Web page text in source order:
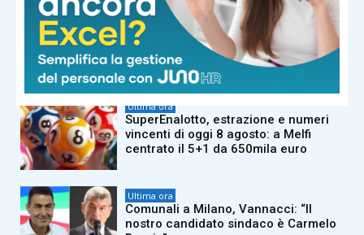
Ultima ora
“Non è un aereo, non sono stelle”, il
‘treno di luci’ in cielo: il mistero dell’8
agosto
Ultima ora
SuperEnalotto, estrazione e numeri
vincenti di oggi 8 agosto: a Melfi
centrato il 5+1 da 650mila euro
Ultima ora
Comunali a Milano, Vannacci: “Il
nostro candidato sindaco è Carmelo